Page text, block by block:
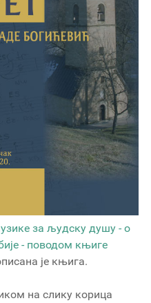
за људску душу - o
- поводом књиге
је књига.
на слику корица